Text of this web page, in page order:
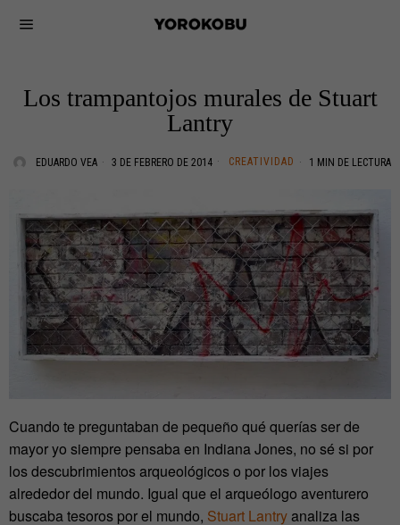
Los trampantojos murales de Stuart
Lantry
EDUARDO VEA 3 DE FEBRERO DE 2014 CREATIVIDAD 1 MIN DE LECTURA
Cuando te preguntaban de pequeño qué querías ser de
mayor yo siempre pensaba en Indiana Jones, no sé si por
los descubrimientos arqueológicos o por los viajes
alrededor del mundo. Igual que el arqueólogo aventurero
buscaba tesoros por el mundo, Stuart Lantryanaliza las